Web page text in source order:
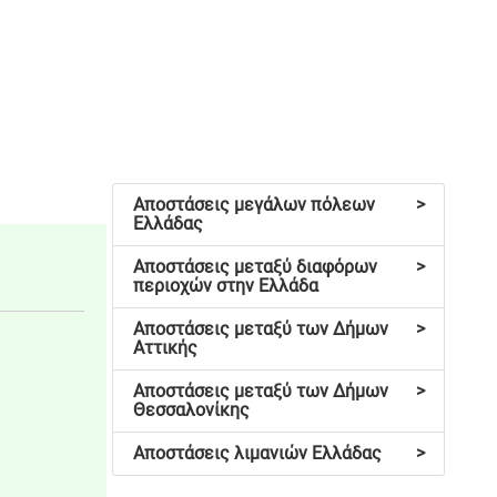
>
Αποστάσεις μεγάλων πόλεων
Ελλάδας
>
Αποστάσεις μεταξύ διαφόρων
περιοχών στην Ελλάδα
>
Αποστάσεις μεταξύ των Δήμων
Αττικής
>
Αποστάσεις μεταξύ των Δήμων
Θεσσαλονίκης
>
Αποστάσεις λιμανιών Ελλάδας